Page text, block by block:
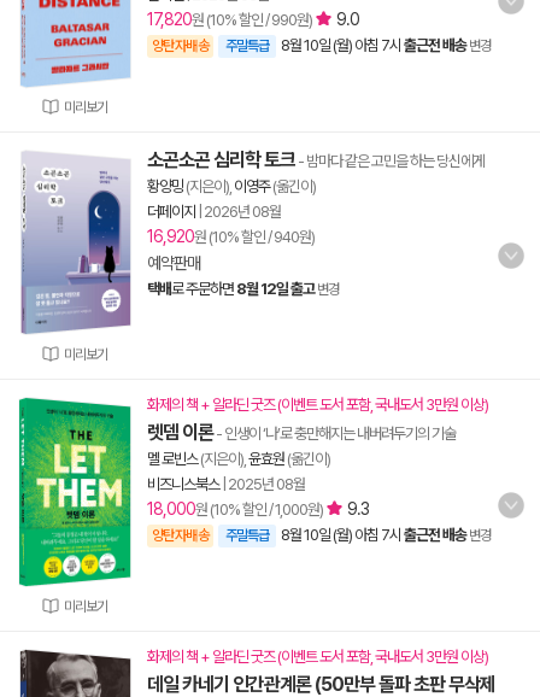
미리보기
17,820원 (10% 할인 / 990원) 9.0
양탄자배송 주말특급 8월 10일 (월) 아침 7시 출근전 배송 변경
미리보기
소곤소곤 심리학 토크 - 밤마다 같은 고민을 하는 당신에게
황양밍 (지은이), 이영주(옮긴이)
더페이지
2026년 08월
16,920원 (10% 할인 / 940원)
예약판매
택배로 주문하면 8월 12일 출고 변경
미리보기
화제의 책 + 알라딘 굿즈 (이벤트 도서 포함, 국내도서 3만원 이상)
렛뎀 이론- 인생이 ‘나’로 충만해지는 내버려두기의 기술
멜 로빈스(지은이), 윤효원 (옮긴이)
비즈니스북스| 2025년 08월
18,000원 (10% 할인 / 1,000원) 9.3
양탄자배송 주말특급 8월 10일 (월) 아침 7시 출근전 배송 변경
화제의 책 + 알라딘 굿즈 (이벤트 도서 포함, 국내도서 3만원 이상)
데일 카네기 인간관계론 (50만부 돌파 초판 무삭제